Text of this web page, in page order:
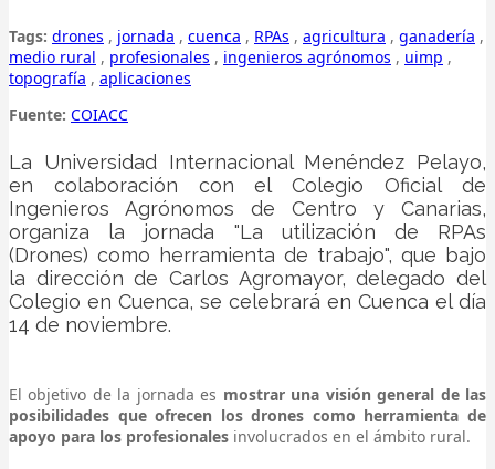
Tags: drones , jornada , cuenca , RPAs , agricultura , ganadería ,
medio rural , profesionales , ingenieros agrónomos , uimp ,
topografía , aplicaciones
Fuente: COIACC
La Universidad Internacional Menéndez Pelayo,
en colaboración con el Colegio Oficial de
Ingenieros Agrónomos de Centro y Canarias,
organiza la jornada "La utilización de RPAs
(Drones) como herramienta de trabajo", que bajo
la dirección de Carlos Agromayor, delegado del
Colegio en Cuenca, se celebrará en Cuenca el día
14 de noviembre.
El objetivo de la jornada es mostrar una visión general de las
posibilidades que ofrecen los drones como herramienta de
apoyo para los profesionales involucrados en el ámbito rural.